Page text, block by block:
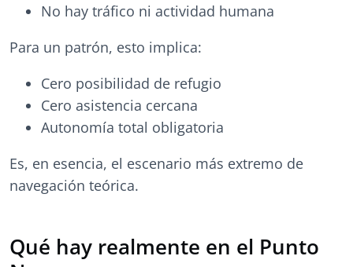
No hay tráfico ni actividad humana
Para un patrón, esto implica:
Cero posibilidad de refugio
Cero asistencia cercana
Autonomía total obligatoria
Es, en esencia, el escenario más extremo de
navegación teórica.
Qué hay realmente en el Punto